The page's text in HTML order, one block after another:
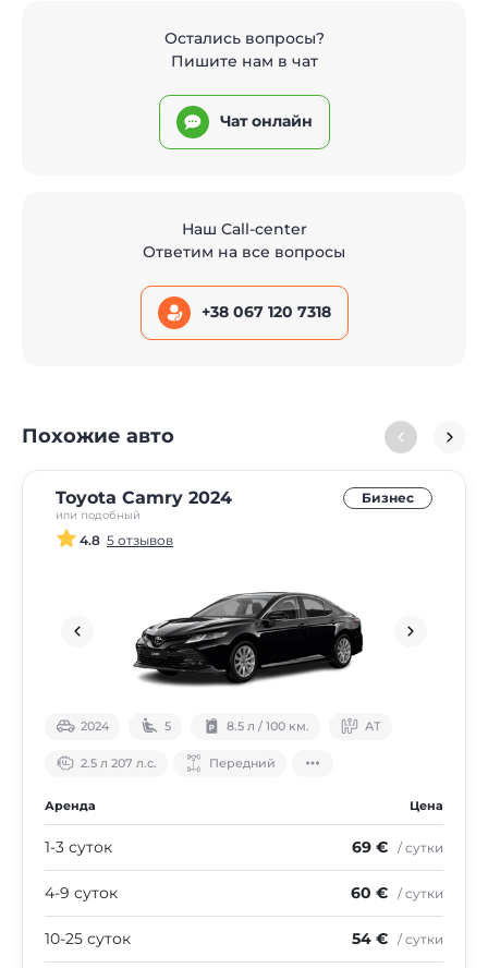
Остались вопросы?
Пишите нам в чат
Чат онлайн
Наш Call-center
Ответим на все вопросы
+38 067 120 7318
Похожие авто
Toyota Camry 2024
или подобный
Бизнес
4.8 5 отзывов
2024 5 8.5 л / 100 км. АТ
2.5 л 207 л.с. Передний
Аренда Цена
1-3 суток 69 € / сутки
4-9 суток 60 € / сутки
10-25 суток 54 € / сутки